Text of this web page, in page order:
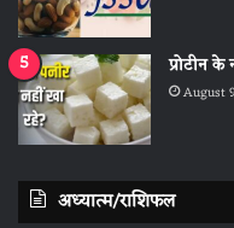
प्रोटीन
August
अध्यात्म/राशिफल